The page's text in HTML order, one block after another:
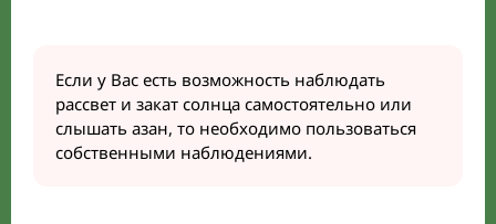
Если у Вас есть возможность наблюдать
рассвет и закат солнца самостоятельно или
слышать азан, то необходимо пользоваться
собственными наблюдениями.